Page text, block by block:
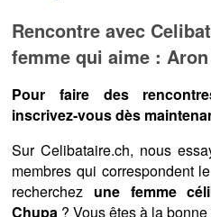
Rencontre avec
femme qui aime :
Pour faire des
inscrivez-vous dès
Sur Celibataire.ch, nous
membres qui correspondent
recherchez une femme
Chupa ? Vous êtes à la